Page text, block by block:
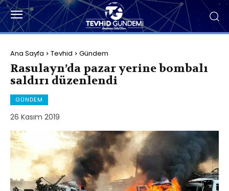
Ana Sayfa Tevhid Gündem
Rasulayn’da pazar yerine bombalı
saldırı düzenlendi
GÜNDEM
26 Kasım 2019